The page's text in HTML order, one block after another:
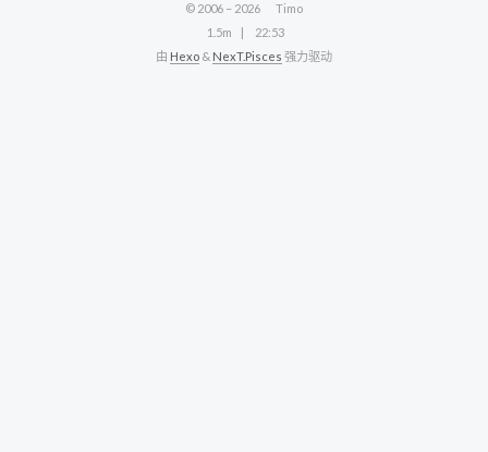
© 2006 – 2026
Timo
1.5m
22:53
由 Hexo & NexT.Pisces 强力驱动